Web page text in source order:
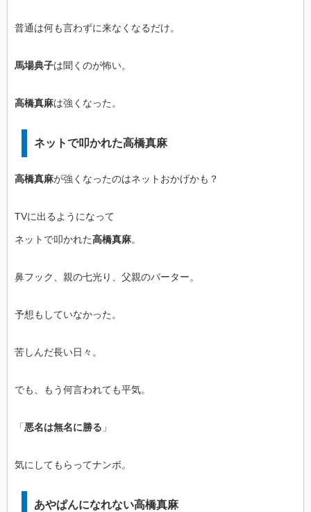
普通は何も言わずに来なくなるだけ。
馬場典子は聞くのが怖い。
高橋真麻は強くなった。
ネットで叩かれた高橋真麻
高橋真麻が強くなったのはネットおかげかも？
TVに出るようになって
ネットで叩かれた高橋真麻。
鼻フック、親の七光り、父親のバーター。
予想もしていなかった。
苦しんだ長い日々。
でも、もう何言われても平気。
「悪名は無名に勝る 」
気にしてもらってナンボ。
あやぱんになれない高橋真麻